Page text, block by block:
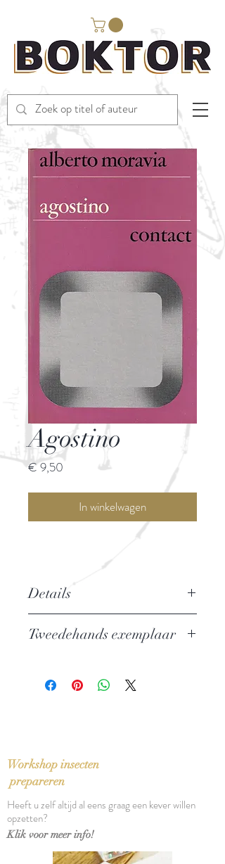
Agostino
€ 9,50
In winkelwagen
Details
Uitgever: Contact
Verschijningsdatum: 1974
Tweedehands exemplaar
Workshop insecten
prepareren
Heeft u zelf altijd al eens graag een kever willen
opzetten?
Klik voor meer info!